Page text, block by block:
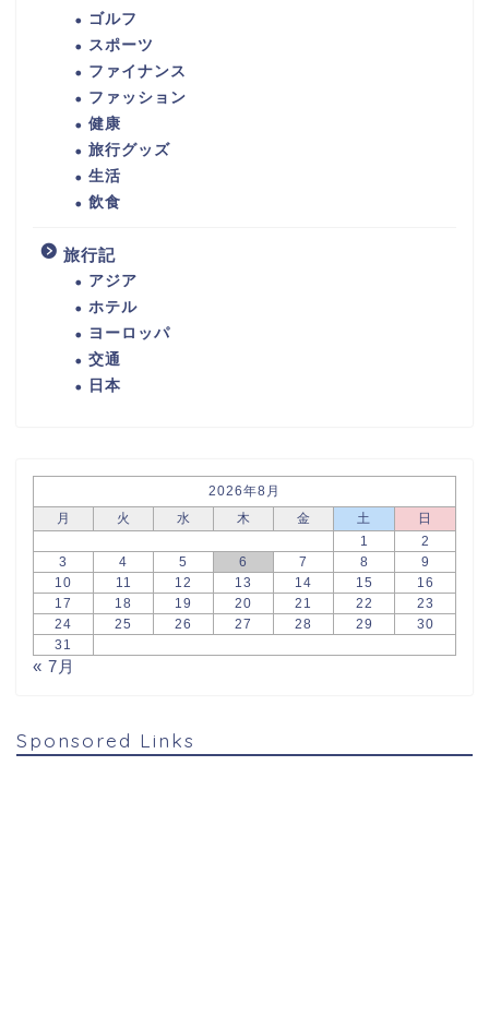
ゴルフ
スポーツ
ファイナンス
ファッション
健康
旅行グッズ
生活
飲食
旅行記
アジア
ホテル
ヨーロッパ
交通
日本
2026年8月
月
火 水 木 金 土
日
1
2
3
4 5 6 7 8
9
10
11 12 13 14 15
16
17
18 19 20 21 22
23
24
25 26 27 28 29
30
31
« 7月
Sponsored Links